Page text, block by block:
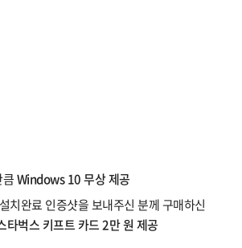
Windows 10 무상 제공
치완료 인증샷을 보내주신 분께 구매하신
타벅스 키프트 카드 2만 원 제공